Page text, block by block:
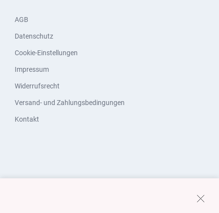
AGB
Datenschutz
Cookie-Einstellungen
Impressum
Widerrufsrecht
Versand- und Zahlungsbedingungen
Kontakt